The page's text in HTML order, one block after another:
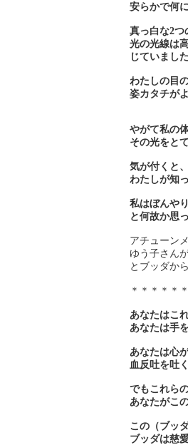
安らかで何
真っ白な2つ
光の光線は
じていました
わたしの目
姿カタチが
やがて私の
その光をと
気が付くと
わたしが知
私はぼんや
と何故か思
アチューン
ゆう子さん
とブッダか
＊＊＊＊＊
あなたはこ
あなたは手
あなたは心
血反吐を吐
でもこれら
あなたがこ
この（ブッ
ブッダは慈